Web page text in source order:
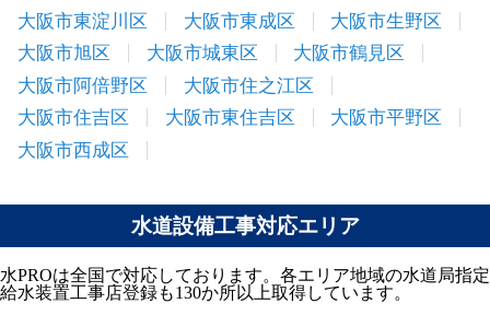
大阪市東淀川区
大阪市東成区
大阪市生野区
大阪市旭区
大阪市城東区
大阪市鶴見区
大阪市阿倍野区
大阪市住之江区
大阪市住吉区
大阪市東住吉区
大阪市平野区
大阪市西成区
水道設備工事対応エリア
水PROは全国で対応しております。各エリア地域の水道局指定
給水装置工事店登録も130か所以上取得しています。